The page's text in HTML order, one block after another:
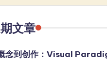
文章
念到创作：Visual